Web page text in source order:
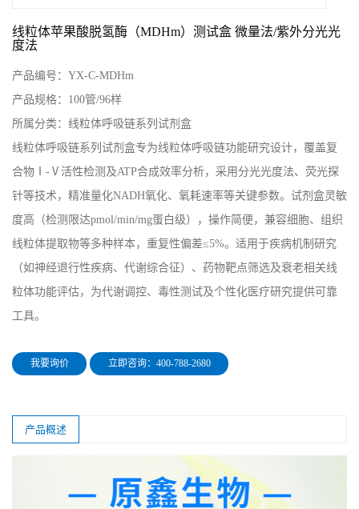
线粒体苹果酸脱氢酶（MDHm）测试盒 微量法/紫外分光光
度法
产品编号： YX-C-MDHm
产品规格： 100管/96样
所属分类： 线粒体呼吸链系列试剂盒
线粒体呼吸链系列试剂盒‌专为线粒体呼吸链功能研究设计，覆盖复
合物Ⅰ-Ⅴ活性检测及ATP合成效率分析，采用分光光度法、荧光探
针等技术，精准量化NADH氧化、氧耗速率等关键参数。试剂盒灵敏
度高（检测限达pmol/min/mg蛋白级），操作简便，兼容细胞、组织
线粒体提取物等多种样本，重复性偏差≤5%。适用于疾病机制研究
（如神经退行性疾病、代谢综合征）、药物靶点筛选及衰老相关线
粒体功能评估，为代谢调控、毒性测试及个性化医疗研究提供可靠
工具。
我要询价 立即咨询：400-788-2680
产品概述